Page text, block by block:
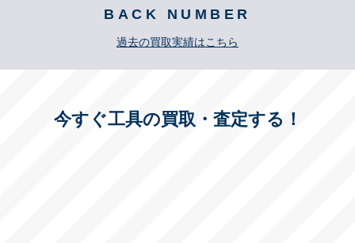
BACK NUMBER
過去の買取実績はこちら
今すぐ工具の買取・査定する！